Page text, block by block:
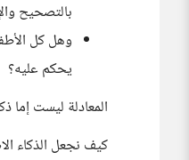
بالتصحيح
وهل كل
يحكم عليه؟
المعادلة ليست إما
كيف نجعل الذكاء